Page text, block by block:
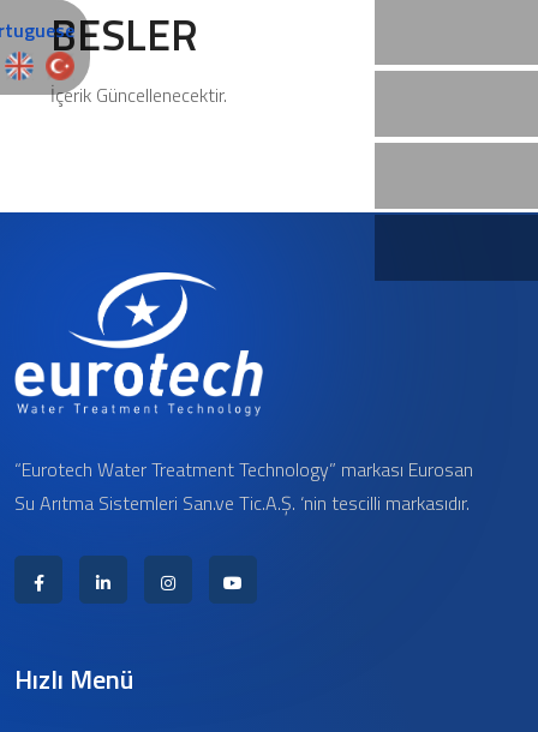
BESLER
İçerik Güncellenecektir.
“Eurotech Water Treatment Technology” markası Eurosan
Su Arıtma Sistemleri San.ve Tic.A.Ş. ‘nin tescilli markasıdır.
Hızlı Menü